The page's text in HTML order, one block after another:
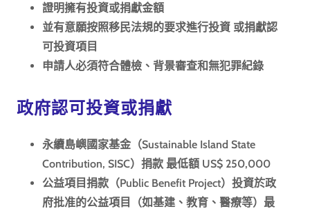
證明擁有投資或捐獻金額
並有意願按照移民法規的要求進行投資 或捐獻認
可投資項目
申請人必須符合體檢、背景審查和無犯罪紀錄
政府認可投資或捐獻
永續島嶼國家基金（Sustainable Island State
Contribution, SISC）捐款 最低額 US$ 250,000
公益項目捐款（Public Benefit Project）投資於政
府批准的公益項目（如基建、教育、醫療等）最